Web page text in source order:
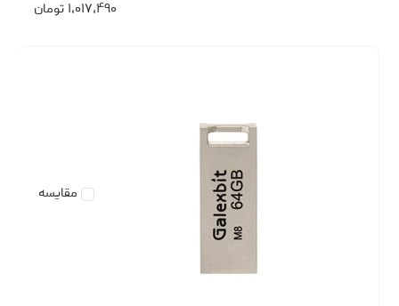
۱،۰۱۷،۴۹۰ تومان
مقایسه